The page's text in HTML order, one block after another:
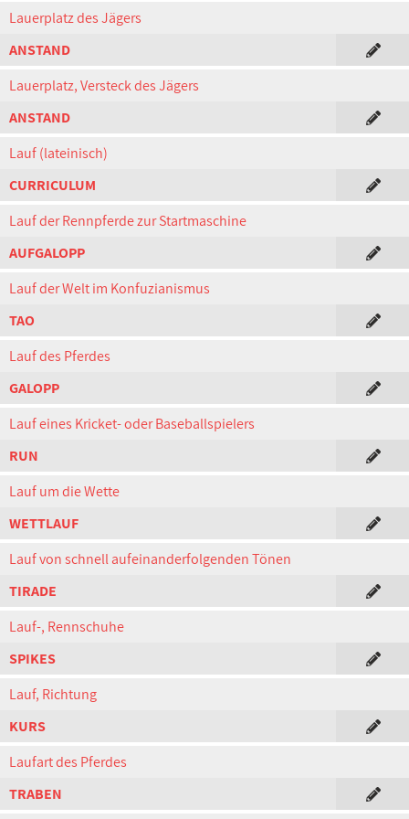
Lauerplatz des Jägers
ANSTAND
Lauerplatz, Versteck des Jägers
ANSTAND
Lauf (lateinisch)
CURRICULUM
Lauf der Rennpferde zur Startmaschine
AUFGALOPP
Lauf der Welt im Konfuzianismus
TAO
Lauf des Pferdes
GALOPP
Lauf eines Kricket- oder Baseballspielers
RUN
Lauf um die Wette
WETTLAUF
Lauf von schnell aufeinanderfolgenden Tönen
TIRADE
Lauf-, Rennschuhe
SPIKES
Lauf, Richtung
KURS
Laufart des Pferdes
TRABEN